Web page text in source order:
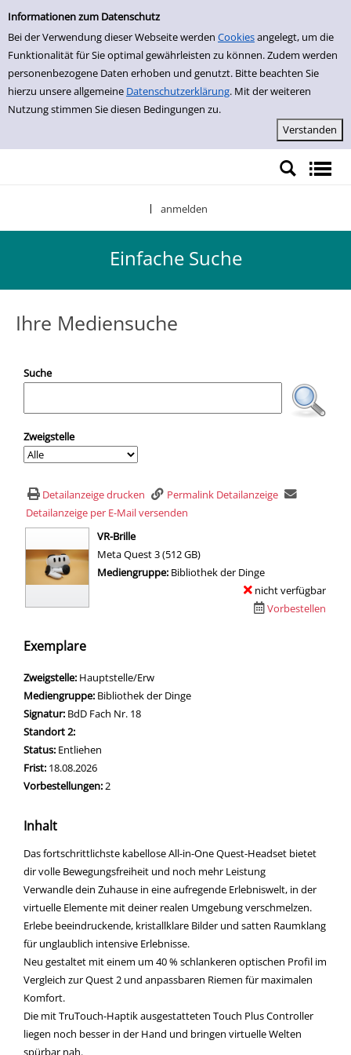
Einfache Suche
Informationen zum Datenschutz
Bei der Verwendung dieser Webseite werden Cookiesangelegt, um die
Funktionalität für Sie optimal gewährleisten zu können. Zudem werden
personenbezogene Daten erhoben und genutzt. Bitte beachten Sie
hierzu unsere allgemeine Datenschutzerklärung. Mit der weiteren
Nutzung stimmen Sie diesen Bedingungen zu.
Zur Detailanzeige springen
anmelden
Einfache Suche
Ihre Mediensuche
Suche
Zweigstelle
Detailanzeige drucken
Permalink Detailanzeige
Detailanzeige per E-Mail versenden
wird in neuem Tab geöffnet
VR-Brille
Meta Quest 3 (512 GB)
Suche nach diesem Verfasser
Mediengruppe: Bibliothek der Dinge
nicht verfügbar
Vorbestellen
Exemplare
Zweigstelle: Hauptstelle/Erw
Mediengruppe: Bibliothek der Dinge
Signatur: BdD Fach Nr. 18
Standort 2:
Status: Entliehen
Frist: 18.08.2026
Vorbestellungen: 2
Inhalt
Das fortschrittlichste kabellose All-in-One Quest-Headset bietet
dir volle Bewegungsfreiheit und noch mehr Leistung
Verwandle dein Zuhause in eine aufregende Erlebniswelt, in der
virtuelle Elemente mit deiner realen Umgebung verschmelzen.
Erlebe beeindruckende, kristallklare Bilder und satten Raumklang
für unglaublich intensive Erlebnisse.
Neu gestaltet mit einem um 40 % schlankeren optischen Profil im
Vergleich zur Quest 2 und anpassbaren Riemen für maximalen
Komfort.
Die mit TruTouch-Haptik ausgestatteten Touch Plus Controller
liegen noch besser in der Hand und bringen virtuelle Welten
spürbar nah.